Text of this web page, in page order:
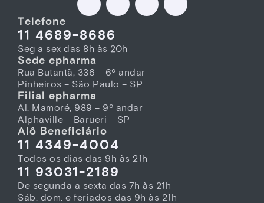
Telefone
11 4689-8686
Seg a sex das 8h às 20h
Sede epharma
Rua Butantã, 336 – 6º andar
Pinheiros – São Paulo – SP
Filial epharma
Al. Mamoré, 989 – 9º andar
Alphaville – Barueri – SP
Alô Beneficiário
11 4349-4004
Todos os dias das 9h às 21h
11 93031-2189
De segunda a sexta das 7h às 21h
Sáb. dom. e feriados das 9h às 21h